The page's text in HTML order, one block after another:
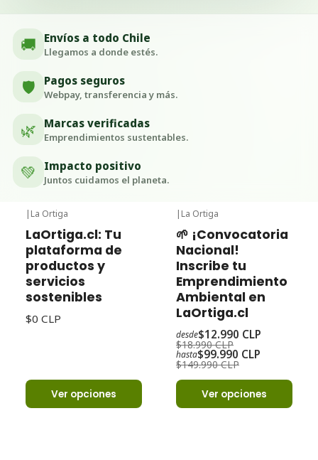
🚚 Envíos a todo Chile
Llegamos a donde estés.
🛡️ Pagos seguros
Webpay, transferencia y más.
🌿 Marcas verificadas
Emprendimientos sustentables.
💚 Impacto positivo
Juntos cuidamos el planeta.
| La Ortiga
LaOrtiga.cl: Tu
plataforma de
productos y
servicios
sostenibles
$0 CLP
Ver opciones
| La Ortiga
🌱 ¡Convocatoria
Nacional!
Inscribe tu
Emprendimiento
Ambiental en
LaOrtiga.cl
desde$12.990 CLP
$18.990 CLP
hasta$99.990 CLP
$149.990 CLP
Ver opciones